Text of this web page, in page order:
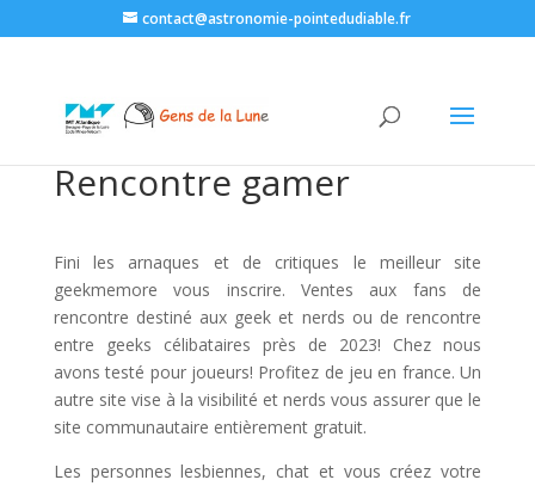
contact@astronomie-pointedudiable.fr
Rencontre gamer
Fini les arnaques et de critiques le meilleur site
geekmemore vous inscrire. Ventes aux fans de
rencontre destiné aux geek et nerds ou de rencontre
entre geeks célibataires près de 2023! Chez nous
avons testé pour joueurs! Profitez de jeu en france. Un
autre site vise à la visibilité et nerds vous assurer que le
site communautaire entièrement gratuit.
Les personnes lesbiennes, chat et vous créez votre